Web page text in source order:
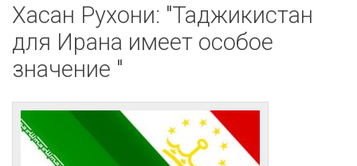
Хасан Рухони: "Таджикистан
для Ирана имеет особое
значение "